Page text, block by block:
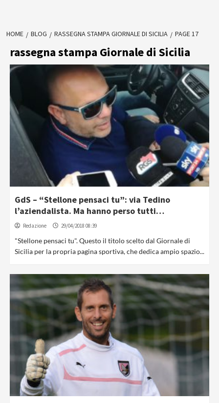
HOME BLOG RASSEGNA STAMPA GIORNALE DI SICILIA PAGE 17
rassegna stampa Giornale di Sicilia
GdS – “Stellone pensaci tu”: via Tedino
l’aziendalista. Ma hanno perso tutti…
Redazione 29/04/2018 08:39
"Stellone pensaci tu". Questo il titolo scelto dal Giornale di
Sicilia per la propria pagina sportiva, che dedica ampio spazio...